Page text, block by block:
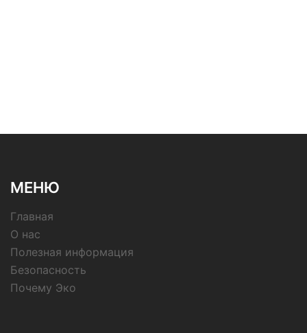
МЕНЮ
Главная
О нас
Полезная информация
Безопасность
Почему Эко